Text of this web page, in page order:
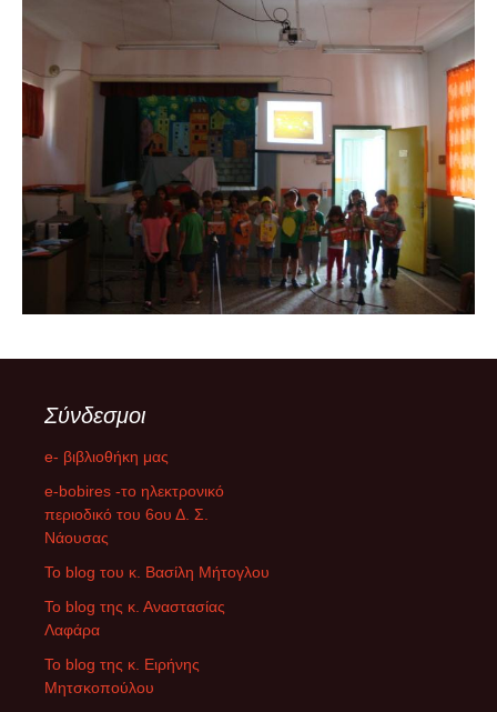
Σύνδεσμοι
e- βιβλιοθήκη μας
e-bobires -το ηλεκτρονικό
περιοδικό του 6ου Δ. Σ.
Νάουσας
To blog του κ. Βασίλη Μήτογλου
Το blog της κ. Αναστασίας
Λαφάρα
Το blog της κ. Ειρήνης
Μητσκοπούλου